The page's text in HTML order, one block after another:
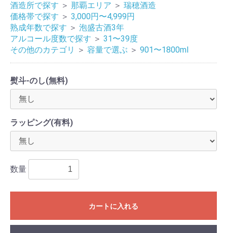
酒造所で探す ＞ 那覇エリア ＞ 瑞穂酒造
価格帯で探す ＞ 3,000円〜4,999円
熟成年数で探す ＞ 泡盛古酒3年
アルコール度数で探す ＞ 31〜39度
その他のカテゴリ
＞ 容量で選ぶ ＞ 901〜1800ml
熨斗-のし(無料)
ラッピング(有料)
数量
カートに入れる